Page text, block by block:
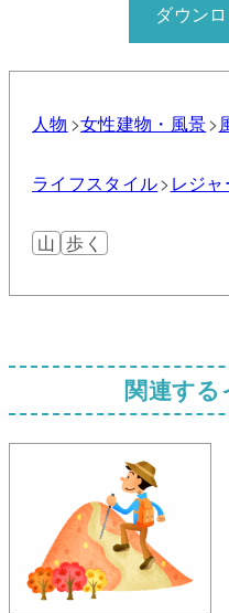
ダウン
人物 女性建物・風景
ライフスタイル レジ
山 歩く
関連する